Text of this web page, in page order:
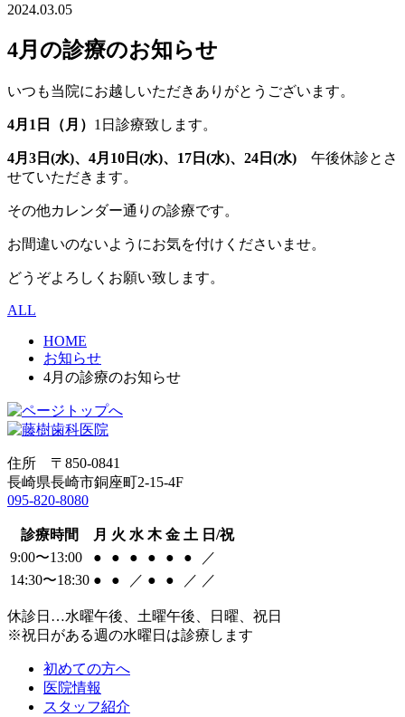
2024.03.05
4月の診療のお知らせ
いつも当院にお越しいただきありがとうございます。
4月1日（月） 1日診療致します。
4月3日(水)、4月10日(水)、17日(水)、24日(水) 午後休診とさ
せていただきます。
その他カレンダー通りの診療です。
お間違いのないようにお気を付けくださいませ。
どうぞよろしくお願い致します。
ALL
HOME
お知らせ
4月の診療のお知らせ
住所 〒850-0841
長崎県長崎市銅座町2-15-4F
095-820-8080
診療時間 月 火 水 木 金 土 日/祝
9:00〜13:00
● ● ● ● ● ●
／
14:30〜18:30 ● ● ／ ● ● ／ ／
休診日…水曜午後、土曜午後、日曜、祝日
※祝日がある週の水曜日は診療します
初めての方へ
医院情報
スタッフ紹介